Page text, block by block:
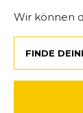
Wir können
FINDE